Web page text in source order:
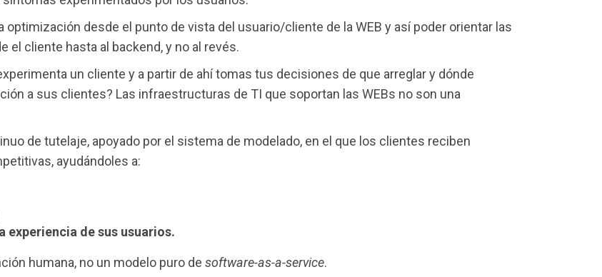
desde el punto de vista del usuario/cliente de la WEB y así poder orientar las
el cliente hasta al backend, y no al revés.
un cliente y a partir de ahí tomas tus decisiones de que arreglar y dónde
a sus clientes? Las infraestructuras de TI que soportan las WEBs no son una
de tutelaje, apoyado por el sistema de modelado, en el que los clientes reciben
ayudándoles a:
experiencia de sus usuarios.
humana, no un modelo puro de software-as-a-service.